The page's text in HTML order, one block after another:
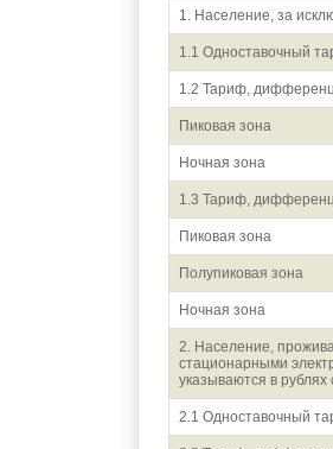
1. Население, за
1.1 Одноставочный
1.2 Тариф,
Пиковая зона
Ночная зона
1.3 Тариф,
Пиковая зона
Полупиковая зона
Ночная зона
2. Население,
стационарными
указываются в
2.1 Одноставочный